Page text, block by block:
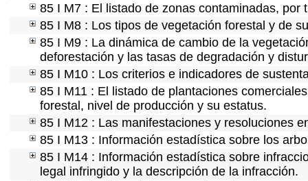
85 I M7 : El listado de zonas contaminadas, por
85 I M8 : Los tipos de vegetación forestal y de
85 I M9 : La dinámica de cambio de la
deforestación y las tasas de degradación y
85 I M10 : Los criterios e indicadores de
85 I M11 : El listado de plantaciones
forestal, nivel de producción y su estatus.
85 I M12 : Las manifestaciones y resoluciones
85 I M13 : Información estadística sobre los
85 I M14 : Información estadística sobre
legal infringido y la descripción de la infracción.